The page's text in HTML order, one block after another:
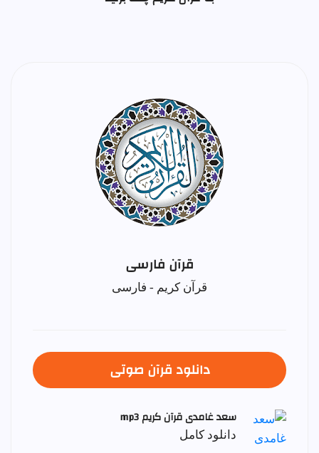
قرآن فارسی
قرآن کریم - فارسی
دانلود قرآن صوتی
سعد غامدی قرآن کریم mp3
دانلود کامل